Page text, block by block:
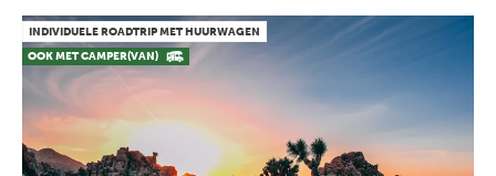
INDIVIDUELE ROADTRIP MET HUURWAGEN
OOK MET CAMPER(VAN)